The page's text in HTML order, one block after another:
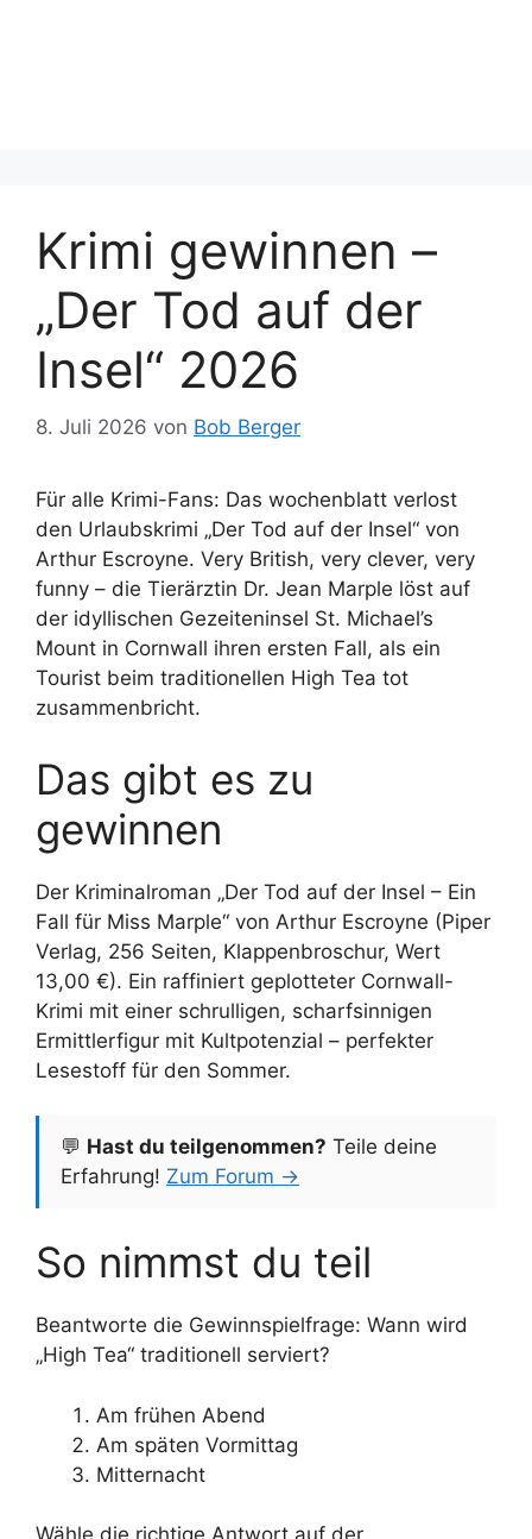
Krimi gewinnen –
„Der Tod auf der
Insel“ 2026
8. Juli 2026 von Bob Berger
Für alle Krimi-Fans: Das wochenblatt verlost
den Urlaubskrimi „Der Tod auf der Insel“ von
Arthur Escroyne. Very British, very clever, very
funny – die Tierärztin Dr. Jean Marple löst auf
der idyllischen Gezeiteninsel St. Michael’s
Mount in Cornwall ihren ersten Fall, als ein
Tourist beim traditionellen High Tea tot
zusammenbricht.
Das gibt es zu
gewinnen
Der Kriminalroman „Der Tod auf der Insel – Ein
Fall für Miss Marple“ von Arthur Escroyne (Piper
Verlag, 256 Seiten, Klappenbroschur, Wert
13,00 €). Ein raffiniert geplotteter Cornwall-
Krimi mit einer schrulligen, scharfsinnigen
Ermittlerfigur mit Kultpotenzial – perfekter
Lesestoff für den Sommer.
💬 Hast du teilgenommen? Teile deine
Erfahrung! Zum Forum →
So nimmst du teil
Beantworte die Gewinnspielfrage: Wann wird
„High Tea“ traditionell serviert?
Am frühen Abend
Am späten Vormittag
Mitternacht